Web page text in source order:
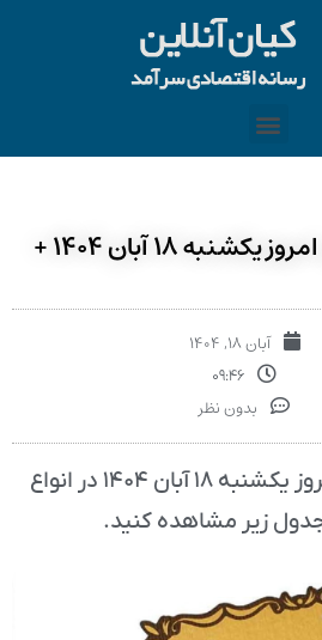
قیمت سکه پارسیان امروز یکشنبه ۱۸ آبان ۱۴۰۴ +
آبان ۱۸, ۱۴۰۴
۰۹:۴۶
بدون نظر
قیمت سکه پارسیان امروز یکشنبه ۱۸ آبان ۱۴۰۴ در انواع